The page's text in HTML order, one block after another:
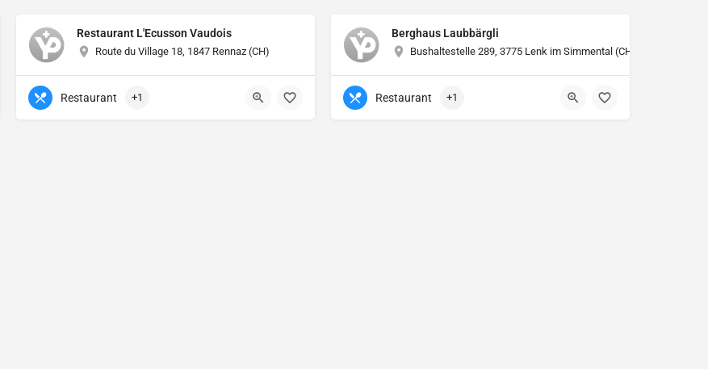
Restaurant L'Ecusson Vaudois
Route du Village 18, 1847 Rennaz (CH)
Restaurant +1
Berghaus Laubbärgli
Bushaltestelle 289, 3775 Lenk im Simmental (CH)
Restaurant +1